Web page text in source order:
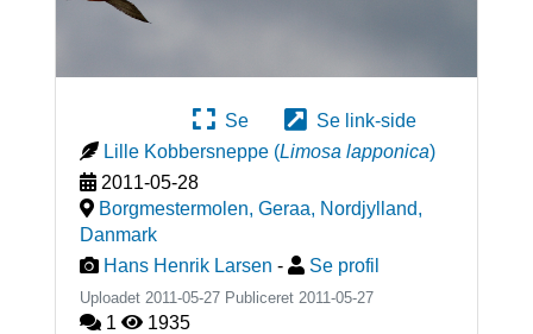
Se
Se link-side
Lille Kobbersneppe (Limosa lapponica)
2011-05-28
Borgmestermolen, Geraa, Nordjylland,
Danmark
Hans Henrik Larsen - Se profil
Uploadet 2011-05-27 Publiceret 2011-05-27
1 1935